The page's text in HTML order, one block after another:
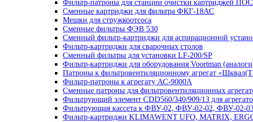
Фильтр-патроны для станции очистки картриджей
Сменные картриджи для фильтра ФКГ-18АС
Мешки для стружкоотсоса
Сменные фильтры ФЭВ 530
Сменный фильтр-картриджи для аспирационной
Фильтр-картриджи для сварочных столов
Сменный фильтры для установки LF-200/SP
Фильтр-картриджи для оборудования Voortman
Патроны к фильтровентиляционному агрегат
Фильтр-патроны к агрегату АС-9000А
Сменные патроны для фильтровентиляционных
Фильтрующий элемент CDD560/340/909/13 для
Фильтрующая кассета к ФВУ-02, ФВУ-02-02, ФВУ-02-
Фильтр-картриджи KLIMAWENT UFO, MATRIX,